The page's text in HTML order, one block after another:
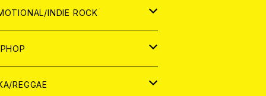
INDIE ROCK
REGGAE